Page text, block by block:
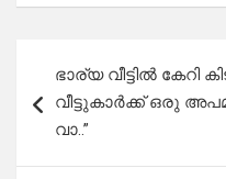
navigation
ഭാര്യ വീട്ടിൽ
വീട്ടുകാർക്ക് ഒരു
വാ..”